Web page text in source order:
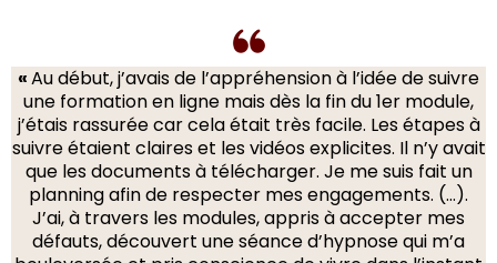
«Au début, j’avais de l’appréhension à l’idée de suivre
une formation en ligne mais dès la fin du 1er module,
j’étais rassurée car cela était très facile. Les étapes à
suivre étaient claires et les vidéos explicites. Il n’y avait
que les documents à télécharger. Je me suis fait un
planning afin de respecter mes engagements. (…).
J’ai, à travers les modules, appris à accepter mes
défauts, découvert une séance d’hypnose qui m’a